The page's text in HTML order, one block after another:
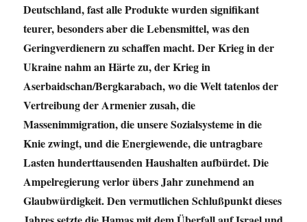
Deutschland, fast alle Produkte wurden signifikant
teurer, besonders aber die Lebensmittel, was den
Geringverdienern zu schaffen macht. Der Krieg in der
Ukraine nahm an Härte zu, der Krieg in
Aserbaidschan/Bergkarabach, wo die Welt tatenlos der
Vertreibung der Armenier zusah, die
Massenimmigration, die unsere Sozialsysteme in die
Knie zwingt, und die Energiewende, die untragbare
Lasten hunderttausenden Haushalten aufbürdet. Die
Ampelregierung verlor übers Jahr zunehmend an
Glaubwürdigkeit. Den vermutlichen Schlußpunkt dieses